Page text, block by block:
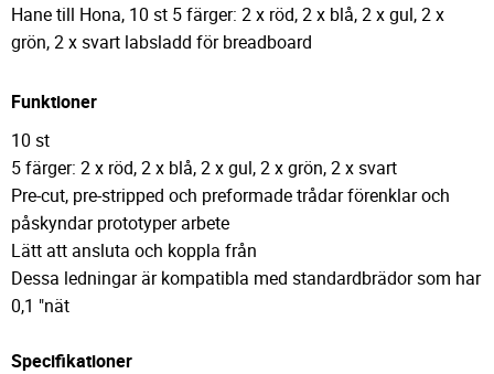
Hane till Hona, 10 st 5 färger: 2 x röd, 2 x blå, 2 x gul, 2 x
grön, 2 x svart labsladd för breadboard
Funktioner
10 st
5 färger: 2 x röd, 2 x blå, 2 x gul, 2 x grön, 2 x svart
Pre-cut, pre-stripped och preformade trådar förenklar och
påskyndar prototyper arbete
Lätt att ansluta och koppla från
Dessa ledningar är kompatibla med standardbrädor som har
0,1 "nät
Specifikationer